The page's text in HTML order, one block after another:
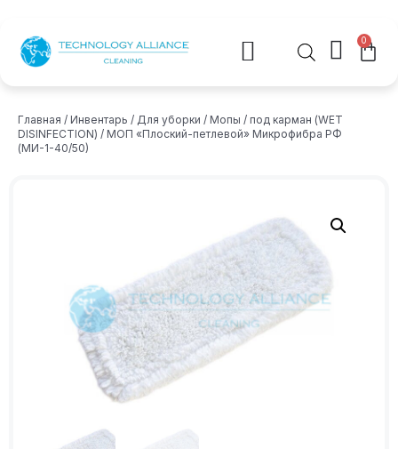
0
Главная / Инвентарь / Для уборки / Мопы / под карман (WET
DISINFECTION) / МОП «Плоский-петлевой» Микрофибра РФ ​​​​​​​
(МИ-1-40/50)